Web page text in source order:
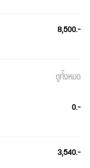
8,500.-
ดูทั้งหมด
0.-
3,540.-